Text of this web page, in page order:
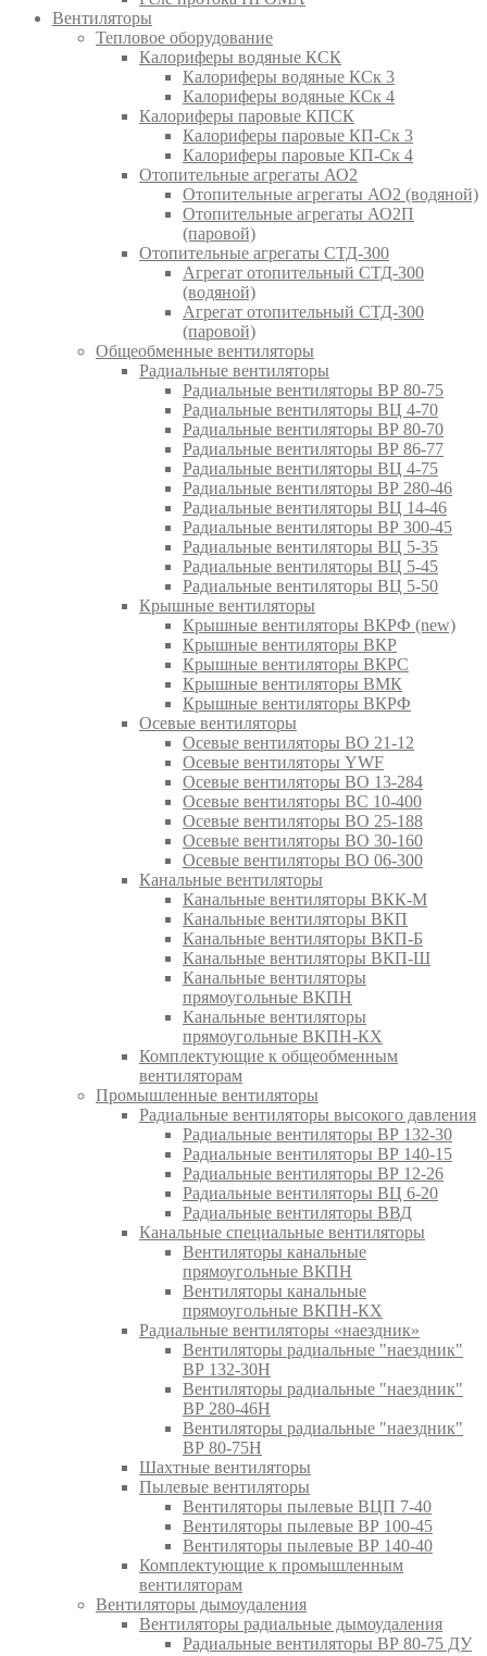
Вентиляторы
Тепловое оборудование
Калориферы водяные КСК
Калориферы водяные КСк 3
Калориферы водяные КСк 4
Калориферы паровые КПСК
Калориферы паровые КП-Ск 3
Калориферы паровые КП-Ск 4
Отопительные агрегаты АО2
Отопительные агрегаты АО2 (водяной)
Отопительные агрегаты АО2П
(паровой)
Отопительные агрегаты СТД-300
Агрегат отопительный СТД-300
(водяной)
Агрегат отопительный СТД-300
(паровой)
Общеобменные вентиляторы
Радиальные вентиляторы
Радиальные вентиляторы ВР 80-75
Радиальные вентиляторы ВЦ 4-70
Радиальные вентиляторы ВР 80-70
Радиальные вентиляторы ВР 86-77
Радиальные вентиляторы ВЦ 4-75
Радиальные вентиляторы ВР 280-46
Радиальные вентиляторы ВЦ 14-46
Радиальные вентиляторы ВР 300-45
Радиальные вентиляторы ВЦ 5-35
Радиальные вентиляторы ВЦ 5-45
Радиальные вентиляторы ВЦ 5-50
Крышные вентиляторы
Крышные вентиляторы ВКРФ (new)
Крышные вентиляторы ВКР
Крышные вентиляторы ВКРС
Крышные вентиляторы ВМК
Крышные вентиляторы ВКРФ
Осевые вентиляторы
Осевые вентиляторы ВО 21-12
Осевые вентиляторы YWF
Осевые вентиляторы ВО 13-284
Осевые вентиляторы ВС 10-400
Осевые вентиляторы ВО 25-188
Осевые вентиляторы ВО 30-160
Осевые вентиляторы ВО 06-300
Канальные вентиляторы
Канальные вентиляторы ВКК-М
Канальные вентиляторы ВКП
Канальные вентиляторы ВКП-Б
Канальные вентиляторы ВКП-Ш
Канальные вентиляторы
прямоугольные ВКПН
Канальные вентиляторы
прямоугольные ВКПН-КХ
Комплектующие к общеобменным
вентиляторам
Промышленные вентиляторы
Радиальные вентиляторы высокого давления
Радиальные вентиляторы ВР 132-30
Радиальные вентиляторы ВР 140-15
Радиальные вентиляторы ВР 12-26
Радиальные вентиляторы ВЦ 6-20
Радиальные вентиляторы ВВД
Канальные специальные вентиляторы
Вентиляторы канальные
прямоугольные ВКПН
Вентиляторы канальные
прямоугольные ВКПН-КХ
Радиальные вентиляторы «наездник»
Вентиляторы радиальные "наездник"
ВР 132-30Н
Вентиляторы радиальные "наездник"
ВР 280-46Н
Вентиляторы радиальные "наездник"
ВР 80-75Н
Шахтные вентиляторы
Пылевые вентиляторы
Вентиляторы пылевые ВЦП 7-40
Вентиляторы пылевые ВР 100-45
Вентиляторы пылевые ВР 140-40
Комплектующие к промышленным
вентиляторам
Вентиляторы дымоудаления
Вентиляторы радиальные дымоудаления
Радиальные вентиляторы ВР 80-75 ДУ